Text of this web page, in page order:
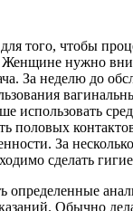
того, чтобы
нужно
За неделю до
использовать
половых
За
сделать
определенные
Обычно